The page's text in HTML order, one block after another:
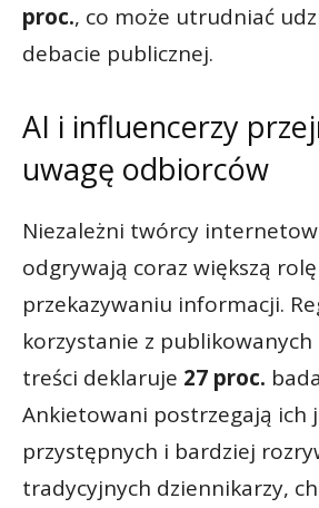
proc., co może utrudniać
debacie publicznej.
AI i influencerzy
uwagę odbiorców
Niezależni twórcy
odgrywają coraz większą
przekazywaniu informacji.
korzystanie z publikowanych
treści deklaruje 27 proc.
Ankietowani postrzegają ich
przystępnych i bardziej
tradycyjnych dziennikarzy,